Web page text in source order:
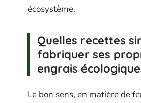
écosystème.
Quelles recettes
fabriquer ses
engrais
Le bon sens, en matière de